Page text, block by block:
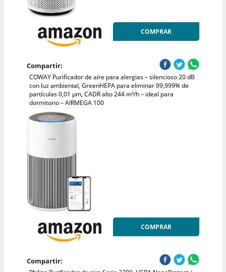
COMPRAR
Compartir:
COWAY Purificador de aire para alergias – silencioso 20 dB
con luz ambiental, GreenHEPA para eliminar 99,999% de
partículas 0,01 µm, CADR alto 244 m³/h – ideal para
dormitorio – AIRMEGA 100
COMPRAR
Compartir: